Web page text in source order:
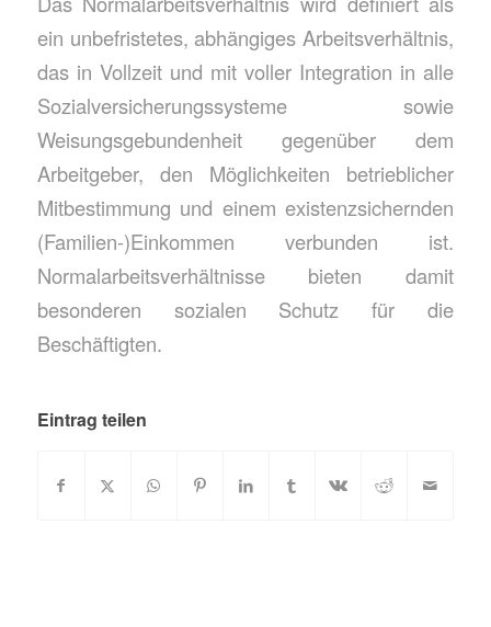
ein unbefristetes, abhängiges Arbeitsverhältnis,
das in Vollzeit und mit voller Integration in alle
Sozialversicherungssysteme sowie
Weisungsgebundenheit gegenüber dem
Arbeitgeber, den Möglichkeiten betrieblicher
Mitbestimmung und einem existenzsichernden
(Familien-)Einkommen verbunden ist.
Normalarbeitsverhältnisse bieten damit
besonderen sozialen Schutz für die
Beschäftigten.
Eintrag teilen